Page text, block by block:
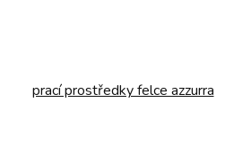
prací prostředky felce azzurra